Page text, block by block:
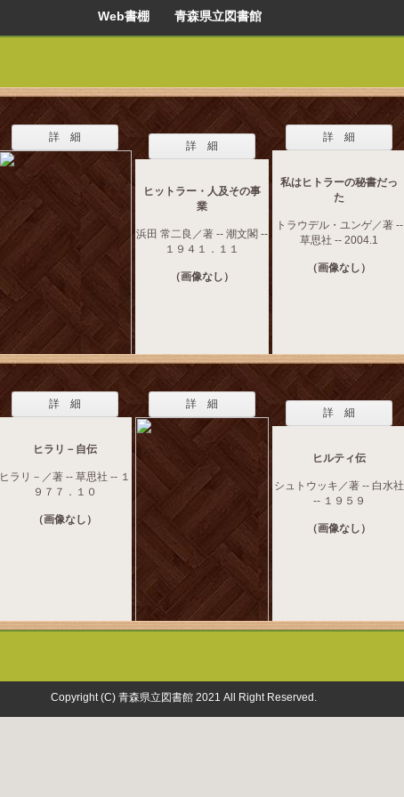
Web書棚 青森県立図書館
詳 細
詳 細
ヒットラー・人及その事
業
浜田 常二良／著 -- 潮文閣 --
１９４１．１１
（画像なし）
詳 細
私はヒトラーの秘書だっ
た
トラウデル・ユンゲ／著 --
草思社 -- 2004.1
（画像なし）
詳 細
ヒラリ－自伝
ヒラリ－／著 -- 草思社 -- １
９７７．１０
（画像なし）
詳 細
詳 細
ヒルティ伝
シュトウッキ／著 -- 白水社
-- １９５９
（画像なし）
Copyright (C) 青森県立図書館 2021 All Right Reserved.